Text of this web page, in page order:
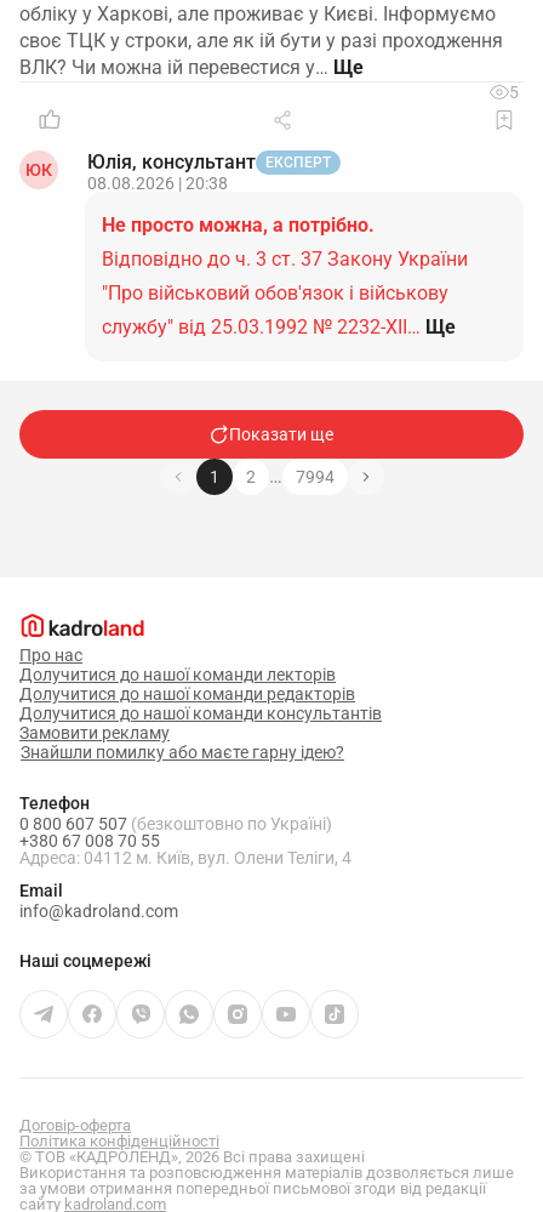
обліку у Харкові, але проживає у Києві. Інформуємо
своє ТЦК у строки, але як ій бути у разі проходження
ВЛК? Чи можна ій перевестися у…
5
ЮК Юлія, консультант ЕКСПЕРТ
08.08.2026 | 20:38
Не просто можна, а потрібно.
Відповідно до ч. 3 ст. 37 Закону України
"Про військовий обов'язок і військову
службу" від 25.03.1992 № 2232-ХІІ… Ще
Показати ще
1 2 … 7994
Про нас
Долучитися до нашої команди лекторів
Долучитися до нашої команди редакторів
Долучитися до нашої команди консультантів
Замовити рекламу
Знайшли помилку або маєте гарну ідею?
Телефон
0 800 607 507 (безкоштовно по Україні)
+380 67 008 70 55
Адреса: 04112 м. Київ, вул. Олени Теліги, 4
Email
info@kadroland.com
Наші соцмережі
Договір-оферта
Політика конфіденційності
© ТОВ «КАДРОЛЕНД», 2026 Всі права захищені
Використання та розповсюдження матеріалів дозволяється лише
за умови отримання попередньої письмової згоди від редакції
сайту kadroland.com